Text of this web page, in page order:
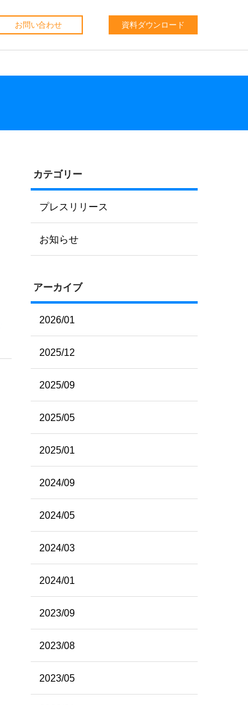
お問い合わせ 資料ダウンロード
カテゴリー
プレスリリース
お知らせ
アーカイブ
2026/01
2025/12
2025/09
2025/05
2025/01
2024/09
2024/05
2024/03
2024/01
2023/09
2023/08
2023/05